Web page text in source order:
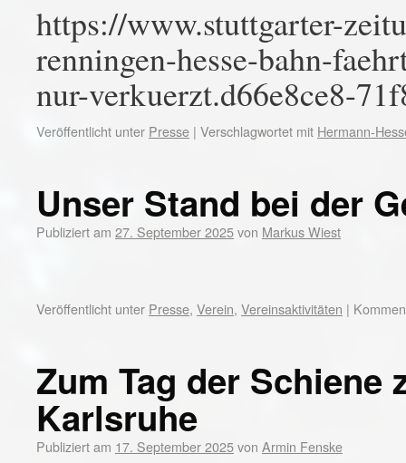
https://www.stuttgarter-
renningen-hesse-bahn-
nur-verkuerzt.d66e8ce8-
Veröffentlicht unter Presse | Verschlagwortet mit Hermann-
Unser Stand bei der
Publiziert am 27. September 2025von Markus Wiest
Veröffentlicht unter Presse, Verein, Vereinsaktivitäten |
Zum Tag der
Karlsruhe
Publiziert am 17. September 2025von Armin Fenske